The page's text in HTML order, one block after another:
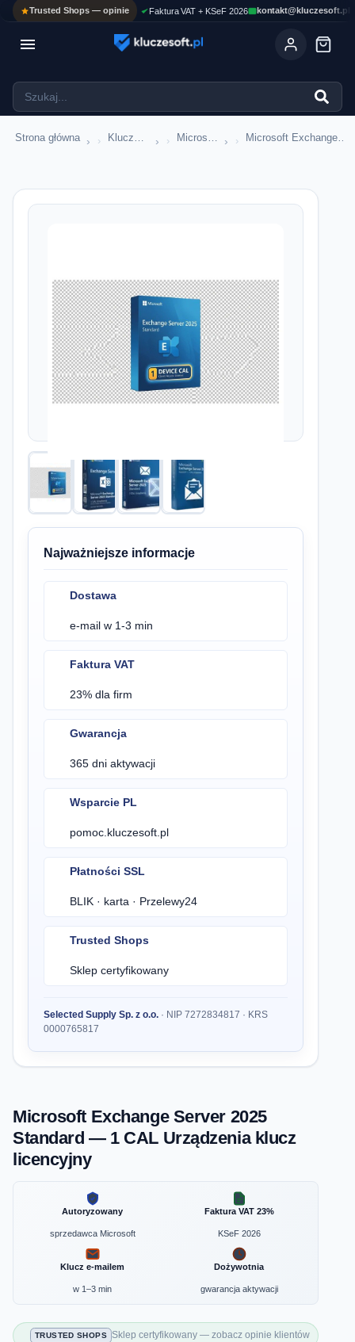
Trusted Shops — opinie Faktura VAT + KSeF 2026 kontakt@kluczesoft.pl

Strona główna › Klucze serwerowe › Microsoft Exchange Server › Microsoft Exchange Server 2025
Najważniejsze informacje
Dostawa
e-mail w 1-3 min
Faktura VAT
23% dla firm
Gwarancja
365 dni aktywacji
Wsparcie PL
pomoc.kluczesoft.pl
Płatności SSL
BLIK · karta · Przelewy24
Trusted Shops
Sklep certyfikowany
Selected Supply Sp. z o.o. · NIP 7272834817 · KRS
0000765817
Microsoft Exchange Server 2025
Standard — 1 CAL Urządzenia klucz
licencyjny
Autoryzowany
sprzedawca Microsoft
Faktura VAT 23%
KSeF 2026
Klucz e-mailem
w 1–3 min
Dożywotnia
gwarancja aktywacji
TRUSTED SHOPS Sklep certyfikowany — zobacz opinie klientów